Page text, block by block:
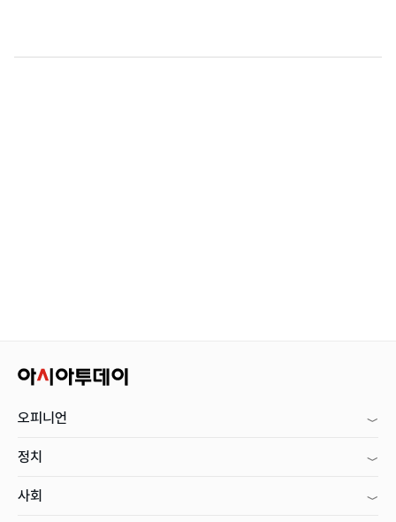
오피니언
정치
사회